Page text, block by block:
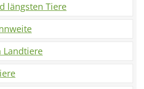
längsten Tiere
Landtiere